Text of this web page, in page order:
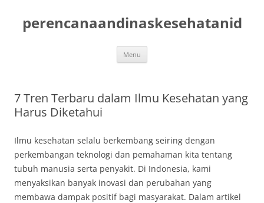
content
perencanaandinaskesehatanid
Menu
7 Tren Terbaru dalam Ilmu Kesehatan yang
Harus Diketahui
Ilmu kesehatan selalu berkembang seiring dengan
perkembangan teknologi dan pemahaman kita tentang
tubuh manusia serta penyakit. Di Indonesia, kami
menyaksikan banyak inovasi dan perubahan yang
membawa dampak positif bagi masyarakat. Dalam artikel